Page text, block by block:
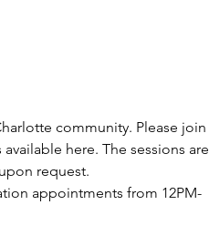
community. Please join
here. The sessions are
request.
appointments from 12PM-